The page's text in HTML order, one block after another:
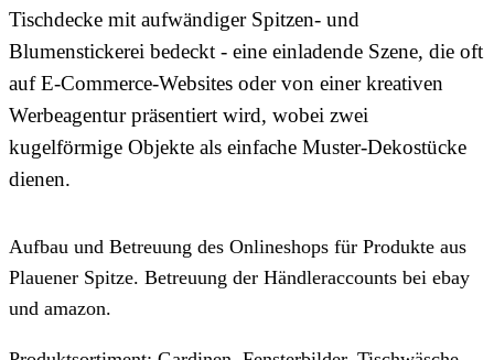
Aufbau und Betreuung des Onlineshops für Produkte aus
Plauener Spitze. Betreuung der Händleraccounts bei ebay
und amazon.